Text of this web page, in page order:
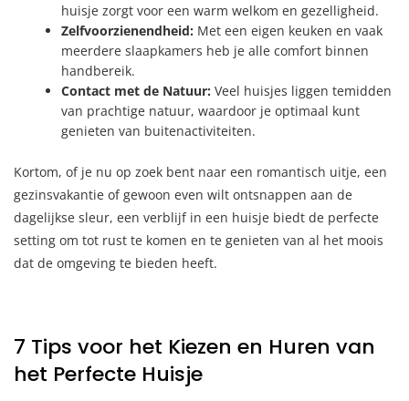
huisje zorgt voor een warm welkom en gezelligheid.
Zelfvoorzienendheid: Met een eigen keuken en vaak
meerdere slaapkamers heb je alle comfort binnen
handbereik.
Contact met de Natuur: Veel huisjes liggen temidden
van prachtige natuur, waardoor je optimaal kunt
genieten van buitenactiviteiten.
Kortom, of je nu op zoek bent naar een romantisch uitje, een
gezinsvakantie of gewoon even wilt ontsnappen aan de
dagelijkse sleur, een verblijf in een huisje biedt de perfecte
setting om tot rust te komen en te genieten van al het moois
dat de omgeving te bieden heeft.
7 Tips voor het Kiezen en Huren van
het Perfecte Huisje